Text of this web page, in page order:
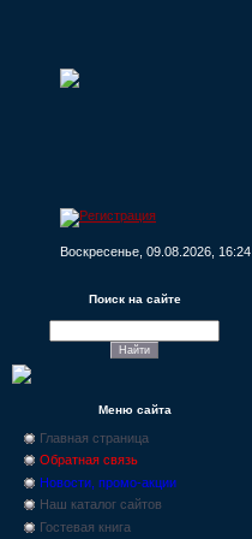
Воскресенье, 09.08.2026, 16:24
Поиск на сайте
Меню сайта
Главная страница
Обратная связь
Новости, промо-акции
Наш каталог сайтов
Гостевая книга